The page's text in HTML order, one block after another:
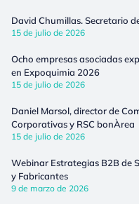
David Chumillas. Secretario
15 de julio de 2026
Ocho empresas asociadas
en Expoquimia 2026
15 de julio de 2026
Daniel Marsol, director de
Corporativas y RSC bonÀrea
15 de julio de 2026
Webinar Estrategias B2B de
y Fabricantes
9 de marzo de 2026